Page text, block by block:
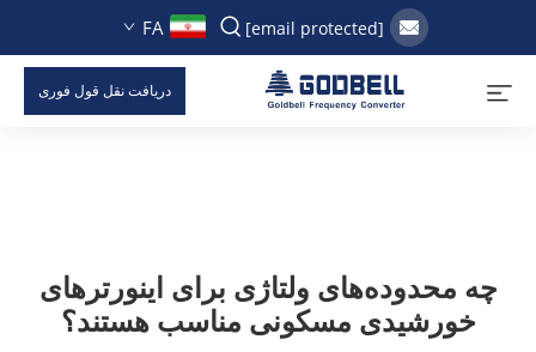
[email protected]
FA
دریافت نقل قول فوری
چه محدوده‌های ولتاژی برای اینورترهای
خورشیدی مسکونی مناسب هستند؟